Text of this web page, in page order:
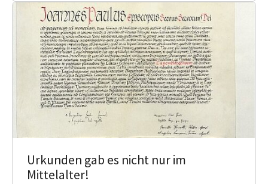
Urkunden gab es nicht nur im
Mittelalter!